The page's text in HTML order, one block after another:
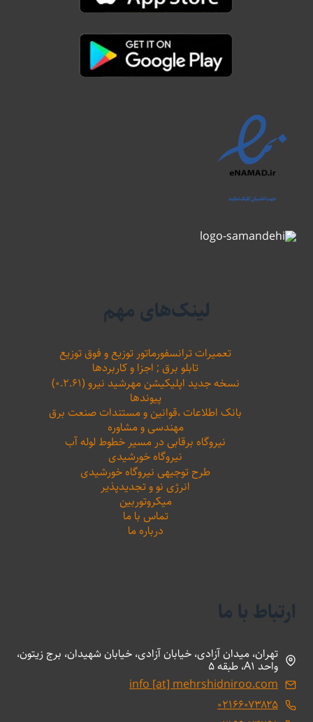
لینک‌های مهم
تعمیرات ترانسفورماتور توزیع و فوق توزیع
تابلو برق ; اجزا و کاربردها
نسخه جدید اپلیکیشن مهرشید نیرو (۰.۲.۶۱)
پیوندها
بانک اطلاعات ،‌قوانین و مستندات صنعت برق
مهندسی و مشاوره
نیروگاه برقابی در مسیر خطوط لوله آب
نیروگاه خورشیدی
طرح توجیهی نیروگاه خورشیدی
انرژی نو و تجدیدپذیر
میکروتوربین
تماس با ما
درباره ما
ارتباط با ما
تهران، میدان آزادی، خیابان آزادی، خیابان شهیدان، برج زیتون،
واحد A1، طبقه 5
info [at] mehrshidniroo.com
۰۲۱۶۶۰۷۳۸۲۵